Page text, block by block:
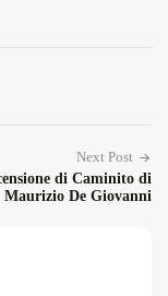
Next Post
di Caminito di
Maurizio De Giovanni